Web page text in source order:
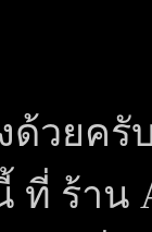
ด้วยครั
ที่ ร้าน